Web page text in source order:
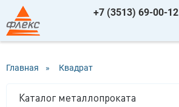
+7 (3513) 69-00-12
Главная » Квадрат
Каталог металлопроката